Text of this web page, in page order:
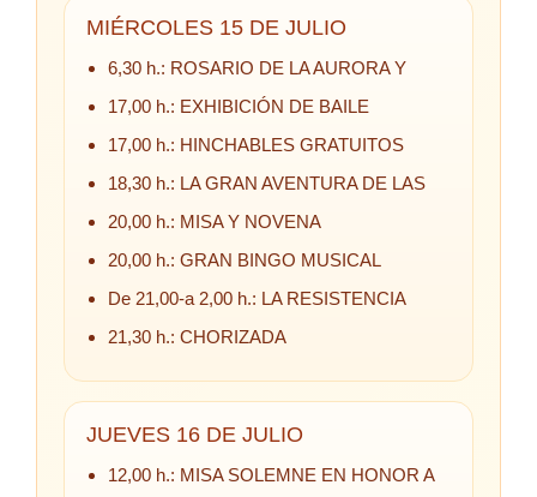
MIÉRCOLES 15 DE JULIO
6,30 h.: ROSARIO DE LA AURORA Y
17,00 h.: EXHIBICIÓN DE BAILE
17,00 h.: HINCHABLES GRATUITOS
18,30 h.: LA GRAN AVENTURA DE LAS
20,00 h.: MISA Y NOVENA
20,00 h.: GRAN BINGO MUSICAL
De 21,00-a 2,00 h.: LA RESISTENCIA
21,30 h.: CHORIZADA
JUEVES 16 DE JULIO
12,00 h.: MISA SOLEMNE EN HONOR A